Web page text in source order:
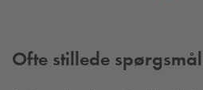
Ofte stillede spørgsmål